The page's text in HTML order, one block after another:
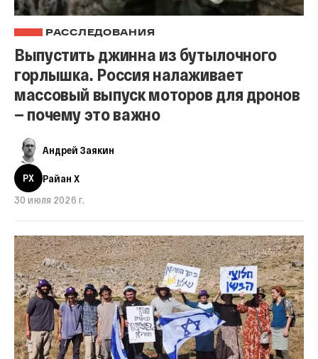
РАССЛЕДОВАНИЯ
Выпустить джинна из бутылочного
горлышка. Россия налаживает
массовый выпуск моторов для дронов
— почему это важно
Андрей Заякин
РX
Райан X
30 июля 2026 г.